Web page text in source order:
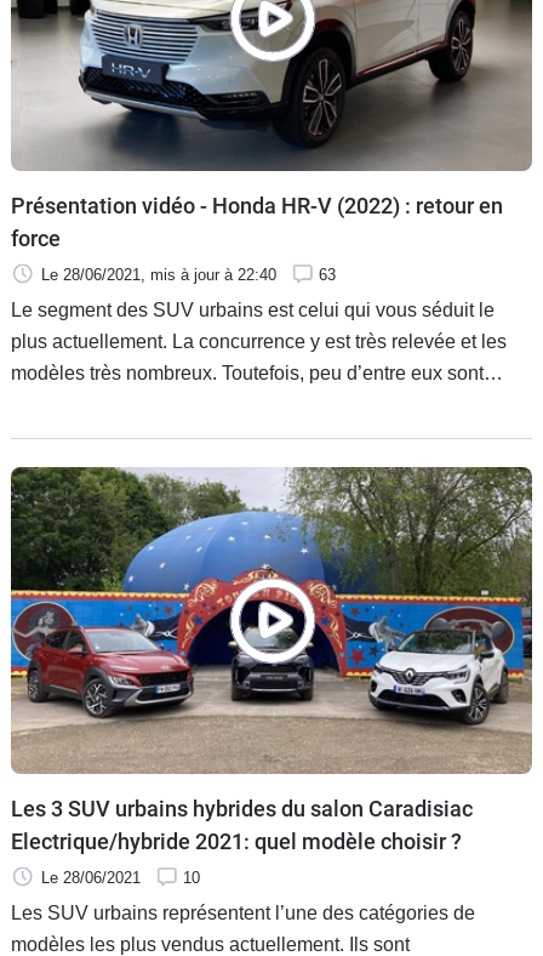
Présentation vidéo - Honda HR-V (2022) : retour en
force
Le 28/06/2021, mis à jour à 22:40 63
Le segment des SUV urbains est celui qui vous séduit le
plus actuellement. La concurrence y est très relevée et les
modèles très nombreux. Toutefois, peu d’entre eux sont
Honda HR-V. Découverte.
Les 3 SUV urbains hybrides du salon Caradisiac
Electrique/hybride 2021: quel modèle choisir ?
Le 28/06/2021 10
Les SUV urbains représentent l’une des catégories de
modèles les plus vendus actuellement. Ils sont